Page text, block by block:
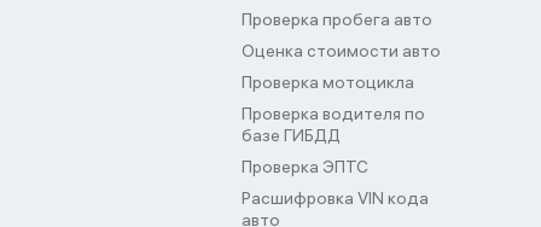
Проверка пробега авто
Оценка стоимости авто
Проверка мотоцикла
Проверка водителя по
базе ГИБДД
Проверка ЭПТС
Расшифровка VIN кода
авто